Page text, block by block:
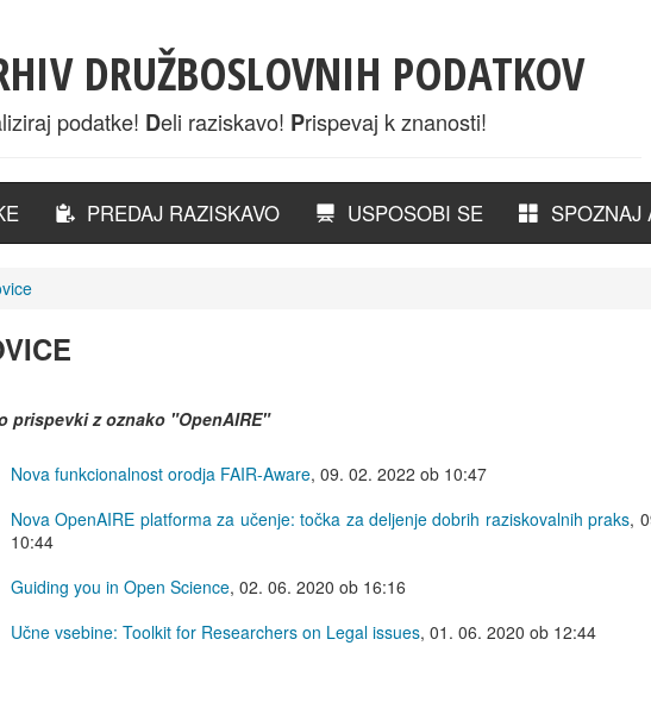
DRUŽBOSLOVNIH PODATKOV
podatke! Deli raziskavo! Prispevaj k znanosti!
PREDAJ RAZISKAVO USPOSOBI SE SPOZNAJ
prispevki z oznako "OpenAIRE"
Nova funkcionalnost orodja FAIR-Aware, 09. 02. 2022 ob 10:47
Nova OpenAIRE platforma za učenje: točka za deljenje dobrih raziskovalnih praks,
10:44
Guiding you in Open Science, 02. 06. 2020 ob 16:16
Učne vsebine: Toolkit for Researchers on Legal issues, 01. 06. 2020 ob 12:44